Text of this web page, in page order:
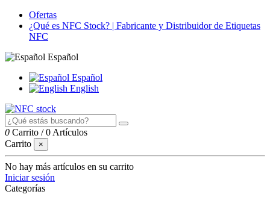
Ofertas
¿Qué es NFC Stock? | Fabricante y Distribuidor de Etiquetas
NFC
Español
Español
English
0 Carrito /0 Artículos
Carrito
×
No hay más artículos en su carrito
Iniciar sesión
Categorías